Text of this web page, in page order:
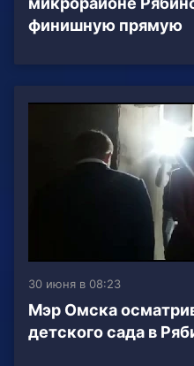
финишную прямую
30 июня в 08:23
Мэр Омска
детского сада в